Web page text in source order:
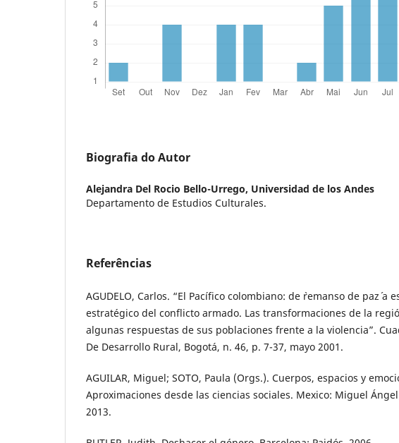
Biografia do Autor
Alejandra Del Rocio Bello-Urrego, Universidad de los Andes
Departamento de Estudios Culturales.
Referências
AGUDELO, Carlos. “El Pacífico colombiano: de `remanso de paz´ a
estratégico del conflicto armado. Las transformaciones de la
algunas respuestas de sus poblaciones frente a la violencia”.
De Desarrollo Rural, Bogotá, n. 46, p. 7-37, mayo 2001.
AGUILAR, Miguel; SOTO, Paula (Orgs.). Cuerpos, espacios y
Aproximaciones desde las ciencias sociales. Mexico: Miguel
2013.